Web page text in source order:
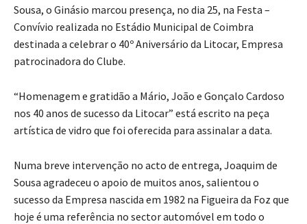
Sousa, o Ginásio marcou presença, no dia 25, na Festa –
Convívio realizada no Estádio Municipal de Coimbra
destinada a celebrar o 40º Aniversário da Litocar, Empresa
patrocinadora do Clube.
“Homenagem e gratidão a Mário, João e Gonçalo Cardoso
nos 40 anos de sucesso da Litocar” está escrito na peça
artística de vidro que foi oferecida para assinalar a data.
Numa breve intervenção no acto de entrega, Joaquim de
Sousa agradeceu o apoio de muitos anos, salientou o
sucesso da Empresa nascida em 1982 na Figueira da Foz que
hoje é uma referência no sector automóvel em todo o